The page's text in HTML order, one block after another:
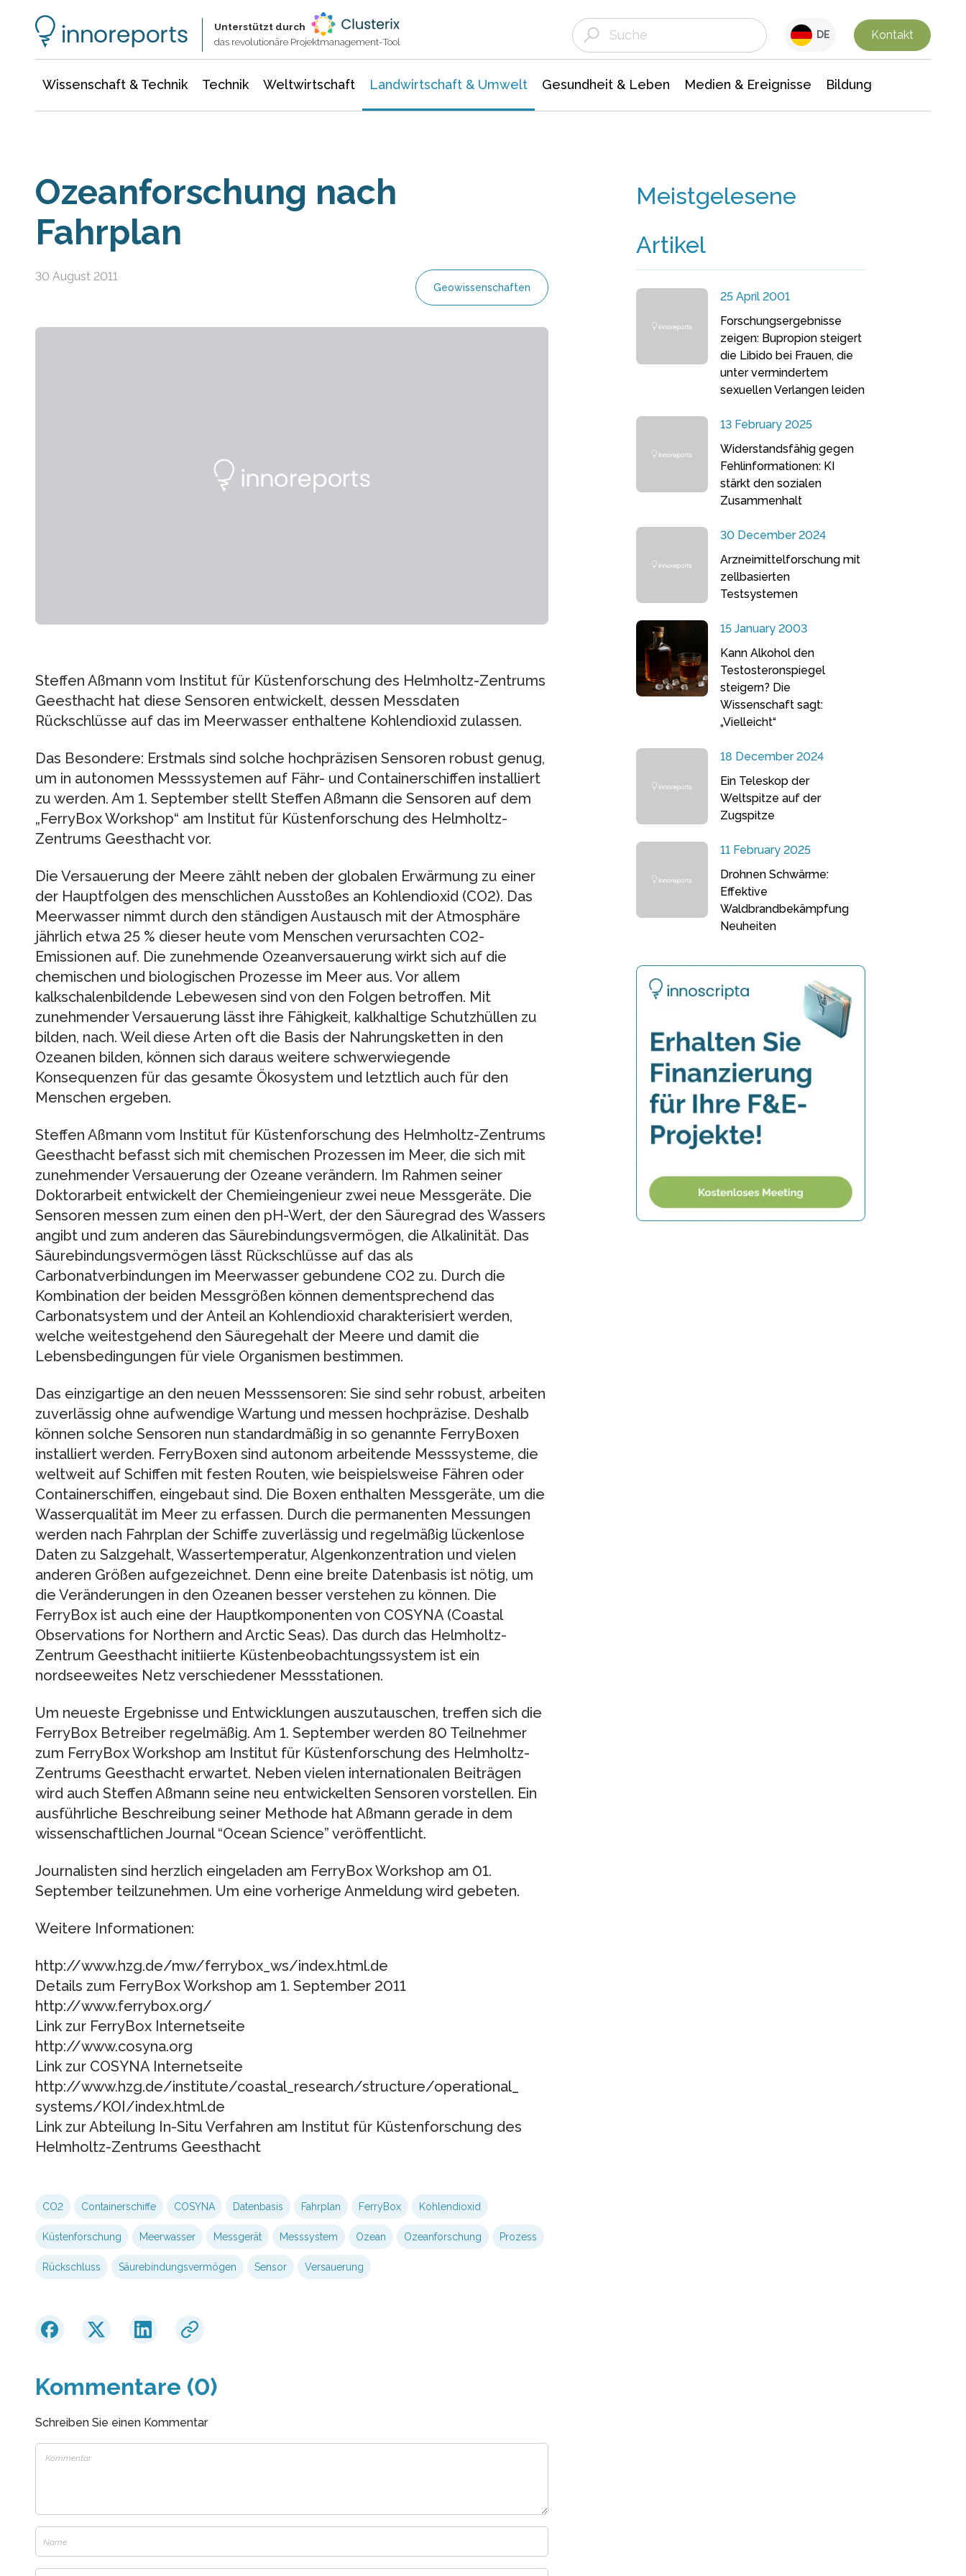
Unterstützt durch
das revolutionäre Projektmanagement-Tool
DE Kontakt
Wissenschaft & Technik Technik Weltwirtschaft Landwirtschaft & Umwelt Gesundheit & Leben Medien & Ereignisse Bildung
Ozeanforschung nach
Fahrplan
30 August 2011
Geowissenschaften
Steffen Aßmann vom Institut für Küstenforschung des Helmholtz-Zentrums
Geesthacht hat diese Sensoren entwickelt, dessen Messdaten
Rückschlüsse auf das im Meerwasser enthaltene Kohlendioxid zulassen.
Das Besondere: Erstmals sind solche hochpräzisen Sensoren robust genug,
um in autonomen Messsystemen auf Fähr- und Containerschiffen installiert
zu werden. Am 1. September stellt Steffen Aßmann die Sensoren auf dem
„FerryBox Workshop“ am Institut für Küstenforschung des Helmholtz-
Zentrums Geesthacht vor.
Die Versauerung der Meere zählt neben der globalen Erwärmung zu einer
der Hauptfolgen des menschlichen Ausstoßes an Kohlendioxid (CO2). Das
Meerwasser nimmt durch den ständigen Austausch mit der Atmosphäre
jährlich etwa 25 % dieser heute vom Menschen verursachten CO2-
Emissionen auf. Die zunehmende Ozeanversauerung wirkt sich auf die
chemischen und biologischen Prozesse im Meer aus. Vor allem
kalkschalenbildende Lebewesen sind von den Folgen betroffen. Mit
zunehmender Versauerung lässt ihre Fähigkeit, kalkhaltige Schutzhüllen zu
bilden, nach. Weil diese Arten oft die Basis der Nahrungsketten in den
Ozeanen bilden, können sich daraus weitere schwerwiegende
Konsequenzen für das gesamte Ökosystem und letztlich auch für den
Menschen ergeben.
Steffen Aßmann vom Institut für Küstenforschung des Helmholtz-Zentrums
Geesthacht befasst sich mit chemischen Prozessen im Meer, die sich mit
zunehmender Versauerung der Ozeane verändern. Im Rahmen seiner
Doktorarbeit entwickelt der Chemieingenieur zwei neue Messgeräte. Die
Sensoren messen zum einen den pH-Wert, der den Säuregrad des Wassers
angibt und zum anderen das Säurebindungsvermögen, die Alkalinität. Das
Säurebindungsvermögen lässt Rückschlüsse auf das als
Carbonatverbindungen im Meerwasser gebundene CO2 zu. Durch die
Kombination der beiden Messgrößen können dementsprechend das
Carbonatsystem und der Anteil an Kohlendioxid charakterisiert werden,
welche weitestgehend den Säuregehalt der Meere und damit die
Lebensbedingungen für viele Organismen bestimmen.
Das einzigartige an den neuen Messsensoren: Sie sind sehr robust, arbeiten
zuverlässig ohne aufwendige Wartung und messen hochpräzise. Deshalb
können solche Sensoren nun standardmäßig in so genannte FerryBoxen
installiert werden. FerryBoxen sind autonom arbeitende Messsysteme, die
weltweit auf Schiffen mit festen Routen, wie beispielsweise Fähren oder
Containerschiffen, eingebaut sind. Die Boxen enthalten Messgeräte, um die
Wasserqualität im Meer zu erfassen. Durch die permanenten Messungen
werden nach Fahrplan der Schiffe zuverlässig und regelmäßig lückenlose
Daten zu Salzgehalt, Wassertemperatur, Algenkonzentration und vielen
anderen Größen aufgezeichnet. Denn eine breite Datenbasis ist nötig, um
die Veränderungen in den Ozeanen besser verstehen zu können. Die
FerryBox ist auch eine der Hauptkomponenten von COSYNA (Coastal
Observations for Northern and Arctic Seas). Das durch das Helmholtz-
Zentrum Geesthacht initiierte Küstenbeobachtungssystem ist ein
nordseeweites Netz verschiedener Messstationen.
Um neueste Ergebnisse und Entwicklungen auszutauschen, treffen sich die
FerryBox Betreiber regelmäßig. Am 1. September werden 80 Teilnehmer
zum FerryBox Workshop am Institut für Küstenforschung des Helmholtz-
Zentrums Geesthacht erwartet. Neben vielen internationalen Beiträgen
wird auch Steffen Aßmann seine neu entwickelten Sensoren vorstellen. Ein
ausführliche Beschreibung seiner Methode hat Aßmann gerade in dem
wissenschaftlichen Journal “Ocean Science” veröffentlicht.
Journalisten sind herzlich eingeladen am FerryBox Workshop am 01.
September teilzunehmen. Um eine vorherige Anmeldung wird gebeten.
Weitere Informationen:
http://www.hzg.de/mw/ferrybox_ws/index.html.de
Details zum FerryBox Workshop am 1. September 2011
http://www.ferrybox.org/
Link zur FerryBox Internetseite
http://www.cosyna.org
Link zur COSYNA Internetseite
http://www.hzg.de/institute/coastal_research/structure/operational_
systems/KOI/index.html.de
Link zur Abteilung In-Situ Verfahren am Institut für Küstenforschung des
Helmholtz-Zentrums Geesthacht
CO2 Containerschiffe COSYNA Datenbasis Fahrplan FerryBox Kohlendioxid
Küstenforschung Meerwasser Messgerät Messsystem Ozean Ozeanforschung Prozess
Rückschluss Säurebindungsvermögen Sensor Versauerung
Kommentare (0)
Schreiben Sie einen Kommentar
Meistgelesene
Artikel
25 April 2001
Forschungsergebnisse
zeigen: Bupropion steigert
die Libido bei Frauen, die
unter vermindertem
sexuellen Verlangen leiden
13 February 2025
Widerstandsfähig gegen
Fehlinformationen: KI
stärkt den sozialen
Zusammenhalt
30 December 2024
Arzneimittelforschung mit
zellbasierten
Testsystemen
15 January 2003
Kann Alkohol den
Testosteronspiegel
steigern? Die
Wissenschaft sagt:
„Vielleicht“
18 December 2024
Ein Teleskop der
Weltspitze auf der
Zugspitze
11 February 2025
Drohnen Schwärme:
Effektive
Waldbrandbekämpfung
Neuheiten